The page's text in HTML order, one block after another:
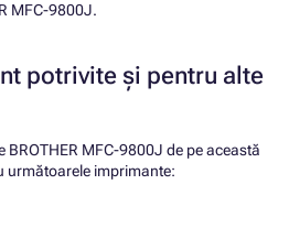
MFC-9800J.
potrivite și pentru alte
MFC-9800J de pe această
următoarele imprimante: